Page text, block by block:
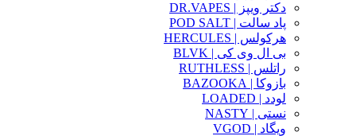
دکتر ویپز | DR.VAPES
پاد سالت | POD SALT
هرکولس | HERCULES
بی ال وی کی | BLVK
راتلس | RUTHLESS
بازوکا | BAZOOKA
لودد | LOADED
نستی | NASTY
ویگاد | VGOD